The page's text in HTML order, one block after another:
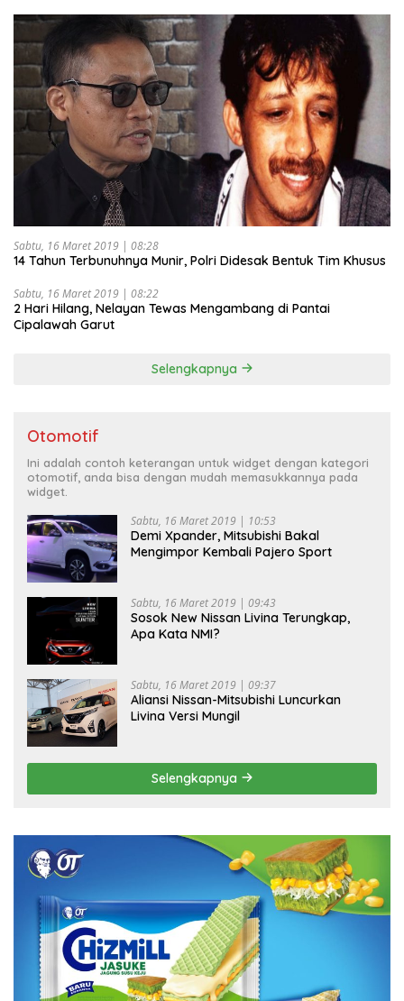
Sabtu, 16 Maret 2019 | 08:28
14 Tahun Terbunuhnya Munir, Polri Didesak Bentuk Tim Khusus
Sabtu, 16 Maret 2019 | 08:22
2 Hari Hilang, Nelayan Tewas Mengambang di Pantai
Cipalawah Garut
Selengkapnya
Otomotif
Ini adalah contoh keterangan untuk widget dengan kategori
otomotif, anda bisa dengan mudah memasukkannya pada
widget.
Sabtu, 16 Maret 2019 | 10:53
Demi Xpander, Mitsubishi Bakal
Mengimpor Kembali Pajero Sport
Sabtu, 16 Maret 2019 | 09:43
Sosok New Nissan Livina Terungkap,
Apa Kata NMI?
Sabtu, 16 Maret 2019 | 09:37
Aliansi Nissan-Mitsubishi Luncurkan
Livina Versi Mungil
Selengkapnya